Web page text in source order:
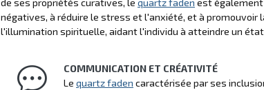
négatives, à réduire le stress et l'anxiété, et à promouvoir
l'illumination spirituelle, aidant l'individu à atteindre un
COMMUNICATION ET CRÉATIVITÉ
Le quartz faden caractérisée par ses